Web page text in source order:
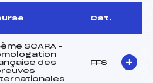
Cat.
SCARA –
des
FFS